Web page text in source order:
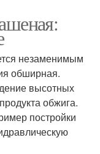
незаменимым
обширная.
высотных
обжига.
постройки